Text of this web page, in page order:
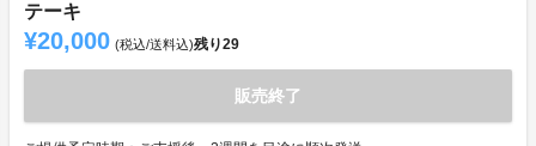
テーキ
¥20,000 (税込/送料込)残り29
販売終了